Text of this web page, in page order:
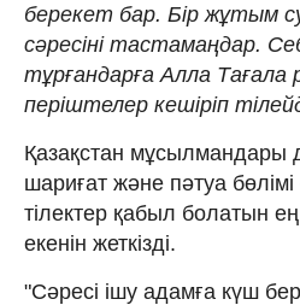
берекет бар. Бір жұтым
сәресіні тастамаңдар.
тұрғандарға Алла Тағала
періштелер кешіріп
Қазақстан мұсылмандары
шариғат және пәтуа бөлімі
тілектер қабыл болатын ең
екенін жеткізді.
"Сәресі ішу адамға күш